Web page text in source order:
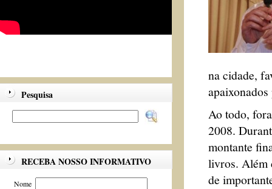
Pesquisa
RECEBA NOSSO INFORMATIVO
Nome
na cidade,
Ao todo,
2008.
montante
livros. Além
de